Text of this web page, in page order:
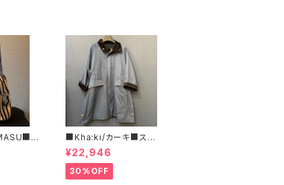
マ
ラコ・ゼ
程よ
い
■Kha:ki/カーキ■スタ
ンドカラー・コート■
¥22,946
30%OFF